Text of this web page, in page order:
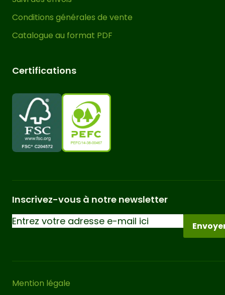
apparaître sur leurs éléments tels que
les poteaux, poutres et traverses. Il
provoqué par la dilatation et la
contraction du bois lui-même, quelque
chose d’inévitable en raison des
propriétés du matériau. Seules les
pergolas bois lamellé-collé minimisent
au maximum ces comportements.
solution telle qu’une bâche, un auvent
coulissant, du canisse ou d’autres
solutions similaires pour obtenir un
espace ombragé et protégé du vent et
de la pluie. Pour une stabilité correcte
impératif dela fixer correctement au
sol. Pour ce faire, nous vous
Conditions générales de vente
Catalogue au format PDF
Certifications
Inscrivez-vous à notre newsletter
Mention légale